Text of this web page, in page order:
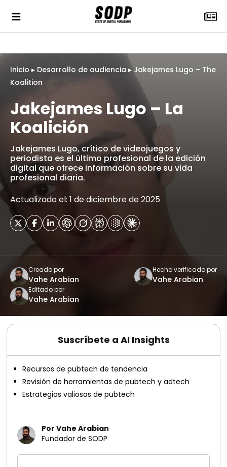
Inicio ▸ Desarrollo de audiencia ▸Jakejames Lugo – The
Koalition
Jakejames Lugo – La
Koalición
Jakejames Lugo, crítico de videojuegos y
periodista es el último profesional de la edición
digital que ofrece información sobre su vida
profesional diaria.
Actualizado el: 1 de diciembre de 2025
Creado por
Vahe Arabian
Hecho verificado por
Vahe Arabian
Editado por
Vahe Arabian
Suscríbete a AI Insights
Recursos de pubtech de tendencia
Revisión de herramientas de pubtech y adtech
Estrategias valiosas de pubtech
Por Vahe Arabian
Fundador de SODP